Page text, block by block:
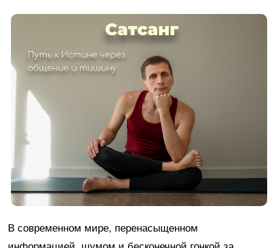
В современном мире, перенасыщенном